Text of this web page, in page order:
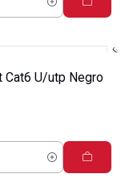
Cat6 U/utp Negro